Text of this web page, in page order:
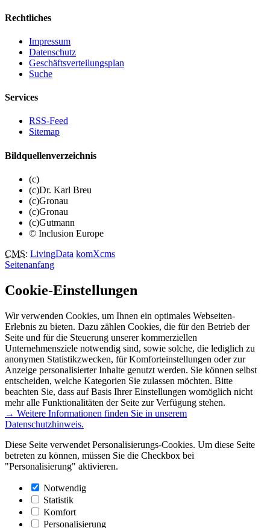
Rechtliches
Impressum
Datenschutz
Geschäftsverteilungsplan
Suche
Services
RSS-Feed
Sitemap
Bildquellenverzeichnis
(c)
(c)Dr. Karl Breu
(c)Gronau
(c)Gronau
(c)Gutmann
© Inclusion Europe
CMS: LivingData komXcms
Seitenanfang
Cookie-Einstellungen
Wir verwenden Cookies, um Ihnen ein optimales Webseiten-
Erlebnis zu bieten. Dazu zählen Cookies, die für den Betrieb der
Seite und für die Steuerung unserer kommerziellen
Unternehmensziele notwendig sind, sowie solche, die lediglich zu
anonymen Statistikzwecken, für Komforteinstellungen oder zur
Anzeige personalisierter Inhalte genutzt werden. Sie können selbst
entscheiden, welche Kategorien Sie zulassen möchten. Bitte
beachten Sie, dass auf Basis Ihrer Einstellungen womöglich nicht
mehr alle Funktionalitäten der Seite zur Verfügung stehen.
→ Weitere Informationen finden Sie in unserem
Datenschutzhinweis.
Diese Seite verwendet Personalisierungs-Cookies. Um diese Seite
betreten zu können, müssen Sie die Checkbox bei
"Personalisierung" aktivieren.
Notwendig
Statistik
Komfort
Personalisierung